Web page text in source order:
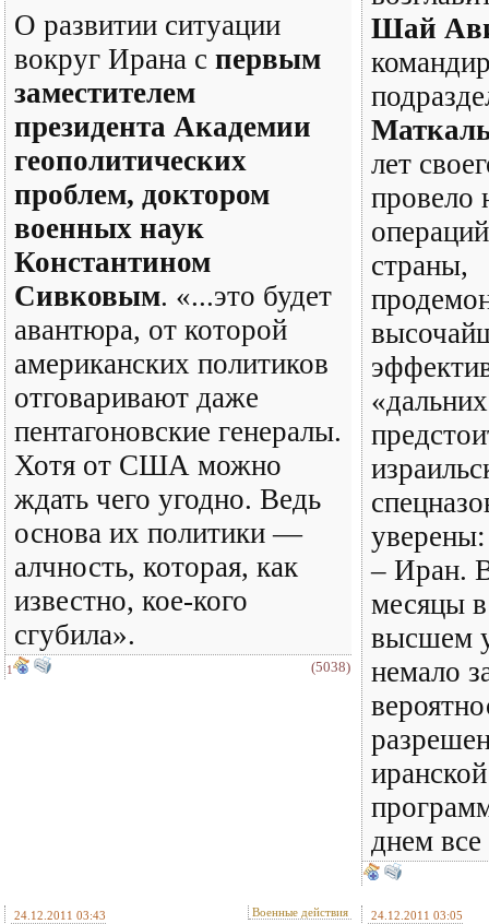
О развитии ситуации
вокруг Ирана с первым
заместителем
президента Академии
геополитических
проблем, доктором
военных наук
Константином
Сивковым. «...это будет
авантюра, от которой
американских политиков
отговаривают даже
пентагоновские генералы.
Хотя от США можно
ждать чего угодно. Ведь
основа их политики —
алчность, которая, как
известно, кое-кого
сгубила».
1 (5038)
Шай
лет
провело
страны,
– Иран.
месяцы
высшем
немало
днем
24.12.2011 03:43 Военные действия 24.12.2011 03:05